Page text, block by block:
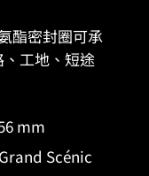
酯密封圈可承
工地、短途
mm
Scénic